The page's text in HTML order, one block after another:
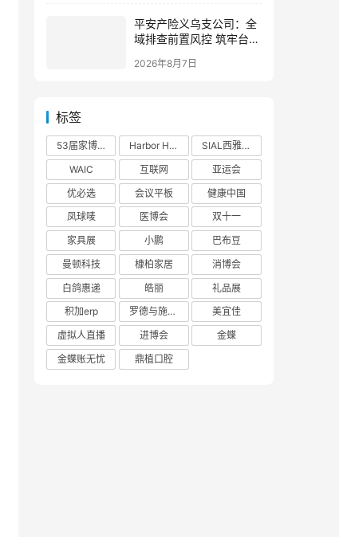
平安产险义乌支公司：全
域排查前置风控 筑牢台风
防御屏障
2026年8月7日
标签
53届家博会 Harbor House
SIAL西雅展
WAIC
互联网
亚运会
优必选
会议平板
健康中国
凤球唛
医博会
双十一
家具展
小鹏
巴布豆
曼顿科技
槺柏家居
消博会
白鸽惠递
皓丽
礼品展
积加erp
罗德与施瓦茨
美宜佳
虚拟人直播
进博会
金蝶
金蝶账无忧
鼎植口腔